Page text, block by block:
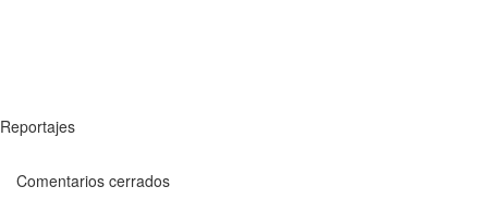
Reportajes
Comentarios cerrados